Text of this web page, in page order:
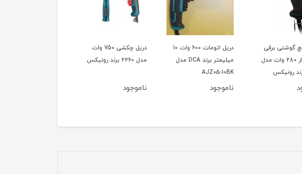
گوشتی برقی
ترکمتردار 280 وات مدل
دریل اتومات 600 وات 10
میلیمتر برند DCA مدل
AJZ05-10BK
ناموجود
دریل چکشی 750 وات
مدل 2260 برند رونیکس
ناموجود